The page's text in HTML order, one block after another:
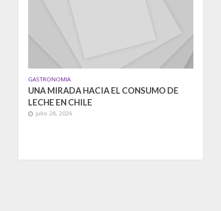
GASTRONOMIA
UNA MIRADA HACIA EL CONSUMO DE
LECHE EN CHILE
julio 28, 2026